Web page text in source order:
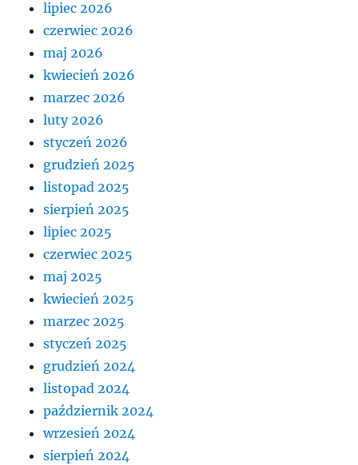
lipiec 2026
czerwiec 2026
maj 2026
kwiecień 2026
marzec 2026
luty 2026
styczeń 2026
grudzień 2025
listopad 2025
sierpień 2025
lipiec 2025
czerwiec 2025
maj 2025
kwiecień 2025
marzec 2025
styczeń 2025
grudzień 2024
listopad 2024
październik 2024
wrzesień 2024
sierpień 2024